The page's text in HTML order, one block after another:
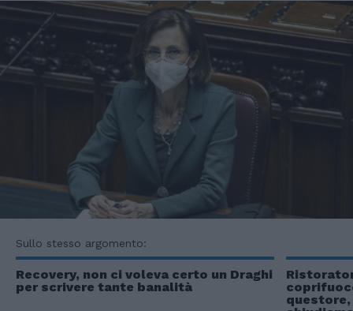
Sullo stesso argomento:
Recovery, non ci voleva certo un Draghi
per scrivere tante banalità